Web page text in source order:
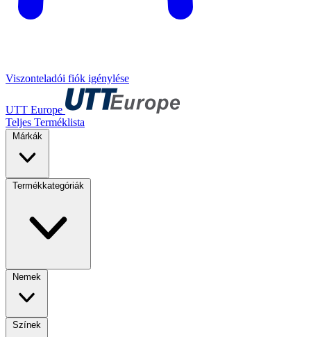
Viszonteladói fiók igénylése
UTT Europe
Teljes Terméklista
Márkák
Termékkategóriák
Nemek
Színek